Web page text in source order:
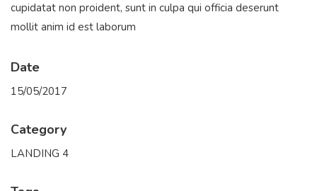
cupidatat non proident, sunt in culpa qui officia deserunt
mollit anim id est laborum
Date
15/05/2017
Category
LANDING 4